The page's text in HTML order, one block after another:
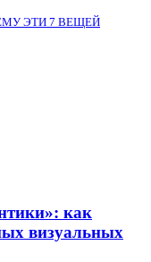
ЭТИ 7 ВЕЩЕЙ
как
визуальных